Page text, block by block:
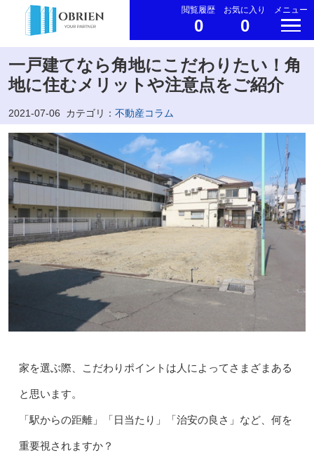
閲覧履歴
0
お気に入り
0
メニュー
一戸建てなら角地にこだわりたい！角
地に住むメリットや注意点をご紹介
2021-07-06 カテゴリ： 不動産コラム
家を選ぶ際、こだわりポイントは人によってさまざまある
と思います。
「駅からの距離」「日当たり」「治安の良さ」など、何を
重要視されますか？